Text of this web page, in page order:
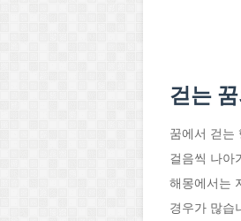
걷는
꿈에서 걷는
걸음씩 나아
해몽에서는
경우가 많습